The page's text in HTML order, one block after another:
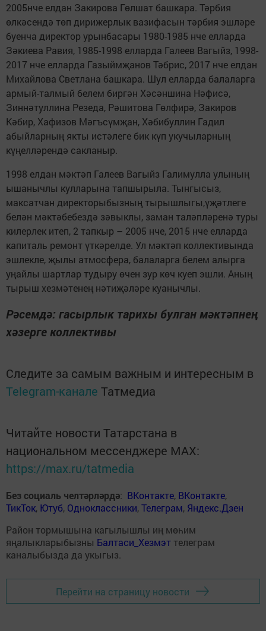
2005нче елдан Закирова Гөлшат башкара. Тәрбия
өлкәсендә төп дирижерлык вазифасын тәрбия эшләре
буенча директор урынбасары 1980-1985 нче елларда
Зәкиева Равия, 1985-1998 елларда Галеев Вагыйз, 1998-
2017 нче елларда Газыймҗанов Тәбрис, 2017 нче елдан
Михайлова Светлана башкара. Шул елларда балаларга
армый-талмый белем биргән Хәсәншина Нәфисә,
Зиннәтуллина Резеда, Рәшитова Гөлфирә, Закиров
Кәбир, Хафизов Мәгъсүмҗан, Хәбибуллин Гадил
абыйларның якты истәлеге бик күп укучыларның
күңелләрендә сакланыр.
1998 елдан мәктәп Галеев Вагыйз Галимулла улының
ышанычлы кулларына тапшырыла. Тынгысыз,
максатчан директорыбызның тырышлыгы,үҗәтлеге
белән мәктәбебездә зәвыклы, заман таләпләренә туры
килерлек итеп, 2 тапкыр – 2005 нче, 2015 нче елларда
капиталь ремонт үткәрелде. Ул мәктәп коллективында
эшлекле, җылы атмосфера, балаларга белем алырга
уңайлы шартлар тудыру өчен зур көч куеп эшли. Аның
тырыш хезмәтенең нәтиҗәләре куанычлы.
Рәсемдә: гасырлык тарихы булган мәктәпнең
хәзерге коллективы
Следите за самым важным и интересным в
Telegram-канале Татмедиа
Читайте новости Татарстана в
национальном мессенджере MАХ:
https://max.ru/tatmedia
Без социаль челтәрләрдә: ВКонтакте, ВКонтакте,
ТикТок, Ютуб, Одноклассники,Телеграм, Яндекс.Дзен
Район тормышына кагылышлы иң мөһим
яңалыкларыбызны Балтаси_Хезмэт телеграм
каналыбызда да укыгыз.
Перейти на страницу новости